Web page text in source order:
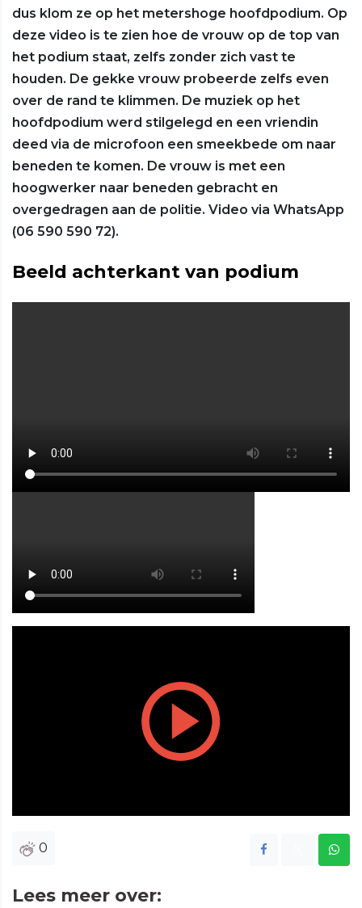
dus klom ze op het metershoge hoofdpodium. Op
deze video is te zien hoe de vrouw op de top van
het podium staat, zelfs zonder zich vast te
houden. De gekke vrouw probeerde zelfs even
over de rand te klimmen. De muziek op het
hoofdpodium werd stilgelegd en een vriendin
deed via de microfoon een smeekbede om naar
beneden te komen. De vrouw is met een
hoogwerker naar beneden gebracht en
overgedragen aan de politie. Video via WhatsApp
(06 590 590 72).
Beeld achterkant van podium
Play
0
Lees meer over: